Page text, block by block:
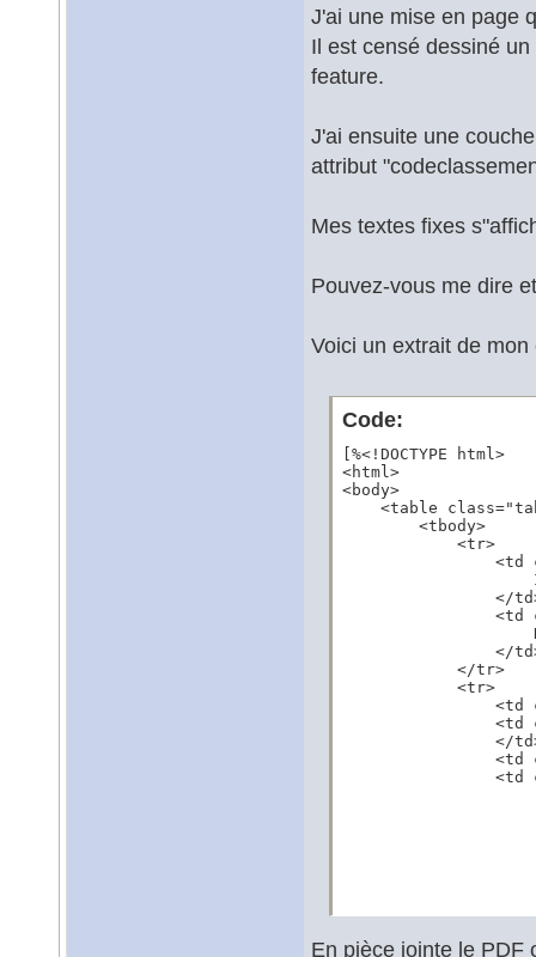
J'ai une mise en page
Il est censé dessiné
feature.
J'ai ensuite une
attribut
Mes textes fixes
Pouvez-vous me dire
Voici un extrait de mon
Code:
[%<!DOCTYPE html>
<html>
<body>
<table
        <tbody>
            <tr>
<td
</
<td
</
            </tr>
            <tr>
<td
<td
</
<td
<td
En pièce jointe le PDF